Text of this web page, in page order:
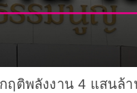
ฤติพลังงาน 4 แสน